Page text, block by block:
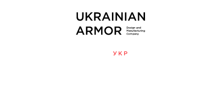
УКР